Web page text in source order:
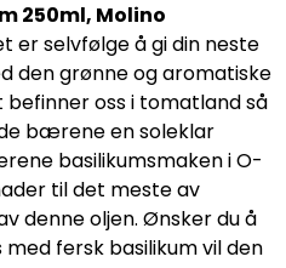
250ml, Molino
er selvfølge å gi din neste
den grønne og aromatiske
befinner oss i tomatland så
bærene en soleklar
basilikumsmaken i O-
til det meste av
denne oljen. Ønsker du å
fersk basilikum vil den